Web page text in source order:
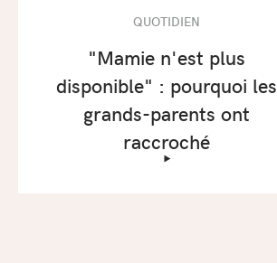
QUOTIDIEN
"Mamie n'est plus
disponible" : pourquoi les
grands-parents ont
raccroché
‣